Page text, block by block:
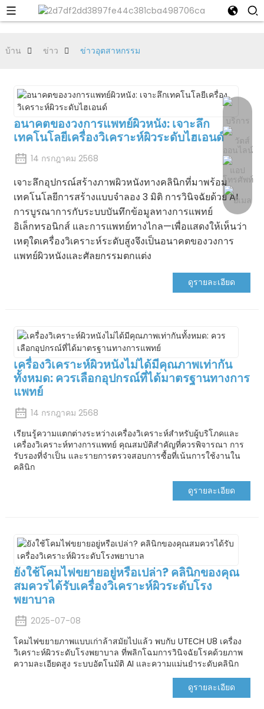
บ้าน ข่าว ข่าวอุตสาหกรรม
อนาคตของวงการแพทย์ผิวหนัง: เจาะลึก
เทคโนโลยีเครื่องวิเคราะห์ผิวระดับไฮเอนด์
14 กรกฎาคม 2568
เจาะลึกอุปกรณ์สร้างภาพผิวหนังทางคลินิกที่มาพร้อม
เทคโนโลยีการสร้างแบบจำลอง 3 มิติ การวินิจฉัยด้วย AI
การบูรณาการกับระบบบันทึกข้อมูลทางการแพทย์
อิเล็กทรอนิกส์ และการแพทย์ทางไกล—เพื่อแสดงให้เห็นว่า
เหตุใดเครื่องวิเคราะห์ระดับสูงจึงเป็นอนาคตของวงการ
แพทย์ผิวหนังและศัลยกรรมตกแต่ง
ดูรายละเอียด
เครื่องวิเคราะห์ผิวหนังไม่ได้มีคุณภาพเท่ากัน
ทั้งหมด: ควรเลือกอุปกรณ์ที่ได้มาตรฐานทางการ
แพทย์
14 กรกฎาคม 2568
เรียนรู้ความแตกต่างระหว่างเครื่องวิเคราะห์สำหรับผู้บริโภคและ
เครื่องวิเคราะห์ทางการแพทย์ คุณสมบัติสำคัญที่ควรพิจารณา การ
รับรองที่จำเป็น และรายการตรวจสอบการซื้อที่เน้นการใช้งานใน
คลินิก
ดูรายละเอียด
ยังใช้โคมไฟขยายอยู่หรือเปล่า? คลินิกของคุณ
สมควรได้รับเครื่องวิเคราะห์ผิวระดับโรง
พยาบาล
2025-07-08
โคมไฟขยายภาพแบบเก่าล้าสมัยไปแล้ว พบกับ UTECH U8 เครื่อง
วิเคราะห์ผิวระดับโรงพยาบาล ที่พลิกโฉมการวินิจฉัยโรคด้วยภาพ
ความละเอียดสูง ระบบอัตโนมัติ AI และความแม่นยำระดับคลินิก
ดูรายละเอียด